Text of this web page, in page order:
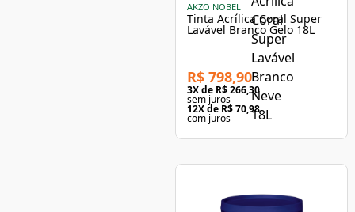
AKZO NOBEL
Tinta Acrílica Coral Super
Lavável Branco Gelo 18L
R$ 798,90
3X de R$ 266,30
sem juros
12X de R$ 70,98
com juros